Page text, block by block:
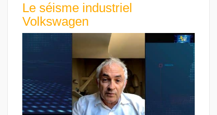
Le séisme industriel
Volkswagen